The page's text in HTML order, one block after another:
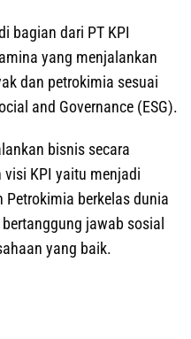
bagian dari PT KPI
yang menjalankan
dan petrokimia sesuai
and Governance (ESG).
bisnis secara
KPI yaitu menjadi
berkelas dunia
jawab sosial
yang baik.